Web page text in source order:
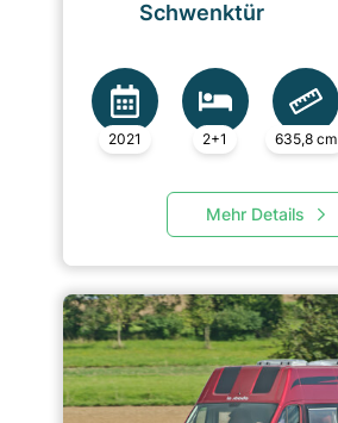
Schwenktür
2021 2+1 635,8 cm
Mehr Details